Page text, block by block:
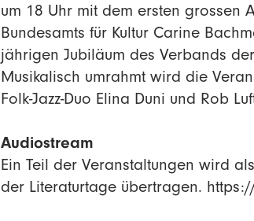
um 18 Uhr mit dem ersten grossen
Bundesamts für Kultur Carine
jährigen Jubiläum des Verbands
Musikalisch umrahmt wird die
Folk-Jazz-Duo Elina Duni und Rob
Audiostream
Ein Teil der Veranstaltungen wird
der Literaturtage übertragen.